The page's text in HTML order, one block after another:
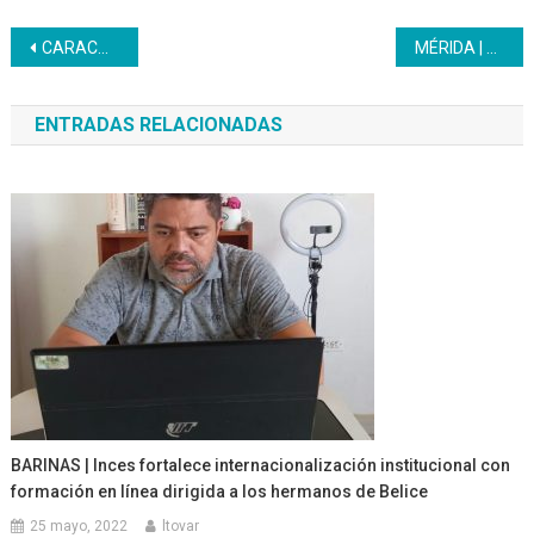
Navegación
de
entradas
CARACAS | Jornada de proteínas y hortalizas beneficia a trabajadores MÉRIDA | Trabajadores reciben kits de útiles escolares
ENTRADAS RELACIONADAS
BARINAS | Inces fortalece internacionalización institucional con
formación en línea dirigida a los hermanos de Belice
25 mayo, 2022 ltovar